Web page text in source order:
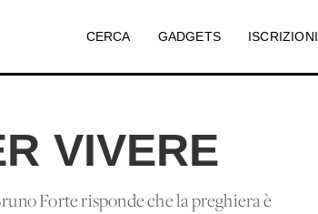
CERCA GADGETS ISCRIZIONI
VIVERE
Forte risponde che la preghiera è